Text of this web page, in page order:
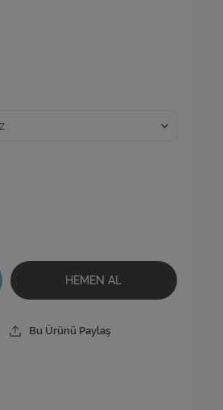
HEMEN AL
Bu Ürünü Paylaş